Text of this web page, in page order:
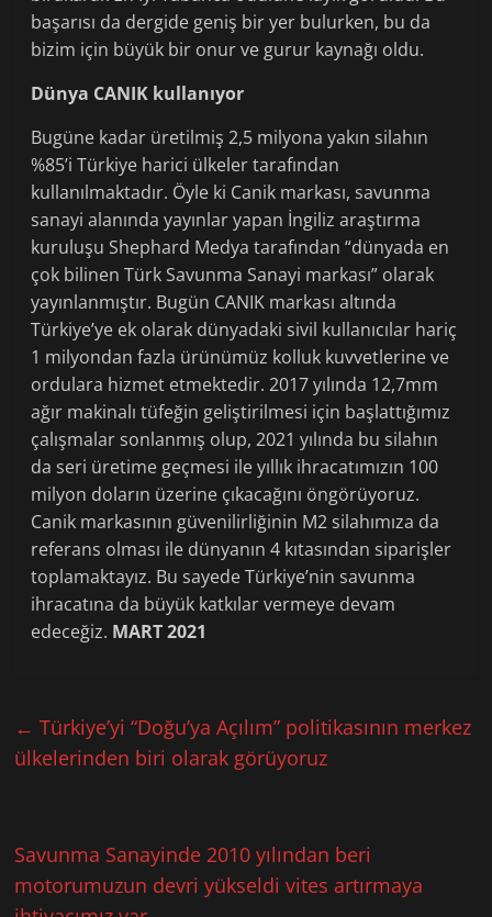
başarısı da dergide geniş bir yer bulurken, bu da
bizim için büyük bir onur ve gurur kaynağı oldu.
Dünya CANIK kullanıyor
Bugüne kadar üretilmiş 2,5 milyona ya­kın silahın
%85’i Türkiye harici ülkeler ta­rafından
kullanılmaktadır. Öyle ki Canik markası, savunma
sanayi alanında yayınlar yapan İngiliz araş­tırma
kuruluşu Shephard Medya tarafın­dan “dünyada en
çok bilinen Türk Savun­ma Sanayi markası” olarak
yayınlanmıştır. Bugün CANIK markası altında
Türkiye’ye ek olarak dünyadaki sivil kullanıcılar hariç
1 milyondan fazla ürünümüz kolluk kuvvetlerine ve
ordulara hizmet etmektedir. 2017 yılında 12,7mm
ağır makinalı tüfeğin geliştirilmesi için başlattığımız
çalışmalar sonlanmış olup, 2021 yılında bu silahın
da seri üretime geçmesi ile yıllık ihracatımızın 100
mil­yon doların üzerine çı­kacağını öngörüyoruz.
Canik markasının güvenilirliğinin M2 silahımıza da
referans olması ile dünyanın 4 kıtasından siparişler
toplamaktayız. Bu sayede Türkiye’nin savunma
ihracatına da büyük katkılar vermeye devam
edeceğiz. MART 2021
← Türkiye’yi “Doğu’ya Açılım” politikasının merkez
ülkelerinden biri olarak görüyoruz
Savunma Sanayinde 2010 yılından beri
motorumuzun devri yükseldi vites artırmaya